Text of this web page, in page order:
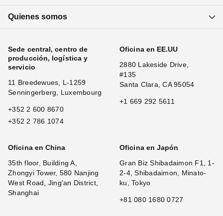
Quienes somos
Sede central, centro de
producción, logística y
servicio
11 Breedewues, L-1259
Senningerberg, Luxembourg
+352 2 600 8670
+352 2 786 1074
Oficina en EE.UU
2880 Lakeside Drive,
#135
Santa Clara, CA 95054
+1 669 292 5611
Oficina en China
35th floor, Building A,
Zhongyi Tower, 580 Nanjing
West Road, Jing'an District,
Shanghai
Oficina en Japón
Gran Biz Shibadaimon F1, 1-
2-4, Shibadaimon, Minato-
ku, Tokyo
+81 080 1680 0727